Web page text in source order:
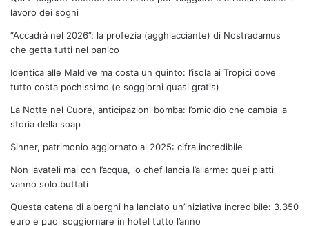
lavoro dei sogni
“Accadrà nel 2026”: la profezia (agghiacciante) di Nostradamus
che getta tutti nel panico
Identica alle Maldive ma costa un quinto: l’isola ai Tropici dove
tutto costa pochissimo (e soggiorni quasi gratis)
La Notte nel Cuore, anticipazioni bomba: l’omicidio che cambia la
storia della soap
Sinner, patrimonio aggiornato al 2025: cifra incredibile
Non lavateli mai con l’acqua, lo chef lancia l’allarme: quei piatti
vanno solo buttati
Questa catena di alberghi ha lanciato un’iniziativa incredibile: 3.350
euro e puoi soggiornare in hotel tutto l’anno